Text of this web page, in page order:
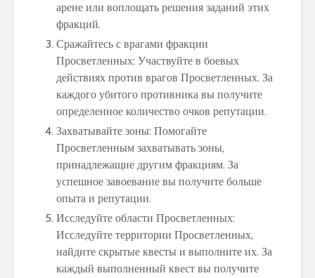
арене или воплощать решения заданий этих
фракций.
Сражайтесь с врагами фракции
Просветленных: Участвуйте в боевых
действиях против врагов Просветленных. За
каждого убитого противника вы получите
определенное количество очков репутации.
Захватывайте зоны: Помогайте
Просветленным захватывать зоны,
принадлежащие другим фракциям. За
успешное завоевание вы получите больше
опыта и репутации.
Исследуйте области Просветленных:
Исследуйте территории Просветленных,
найдите скрытые квесты и выполните их. За
каждый выполненный квест вы получите